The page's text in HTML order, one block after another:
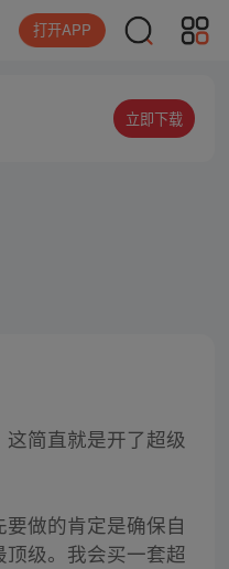
打开APP
立即下载
简直就是开了超级
做的肯定是确保自
级。我会买一套超